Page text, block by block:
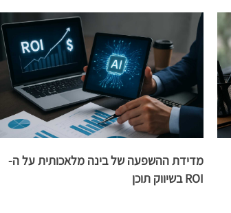
מדידת ההשפעה של בינה מלאכותית על ה-
ROI בשיווק תוכן